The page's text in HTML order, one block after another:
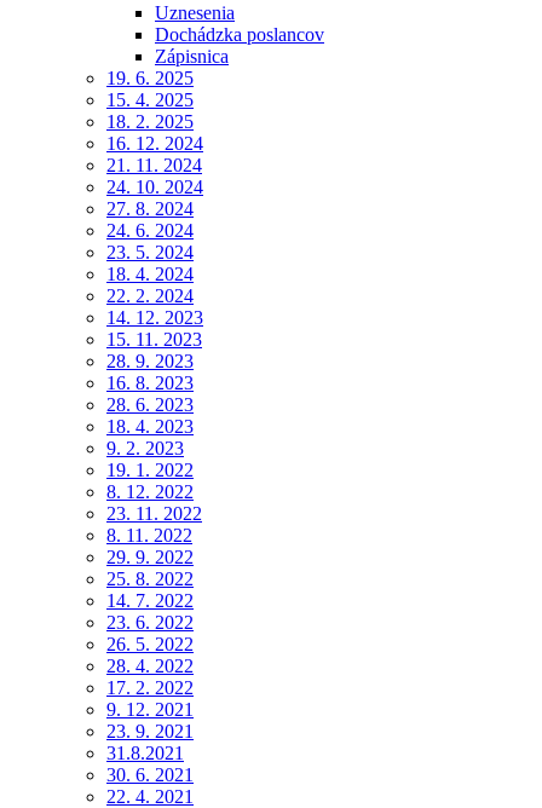
Uznesenia
Dochádzka poslancov
Zápisnica
19. 6. 2025
15. 4. 2025
18. 2. 2025
16. 12. 2024
21. 11. 2024
24. 10. 2024
27. 8. 2024
24. 6. 2024
23. 5. 2024
18. 4. 2024
22. 2. 2024
14. 12. 2023
15. 11. 2023
28. 9. 2023
16. 8. 2023
28. 6. 2023
18. 4. 2023
9. 2. 2023
19. 1. 2022
8. 12. 2022
23. 11. 2022
8. 11. 2022
29. 9. 2022
25. 8. 2022
14. 7. 2022
23. 6. 2022
26. 5. 2022
28. 4. 2022
17. 2. 2022
9. 12. 2021
23. 9. 2021
31.8.2021
30. 6. 2021
22. 4. 2021